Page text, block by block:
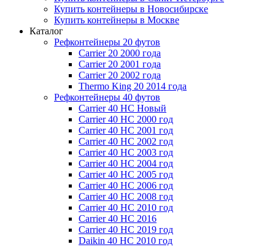
Купить контейнеры в Новосибирске
Купить контейнеры в Москве
Каталог
Рефконтейнеры 20 футов
Carrier 20 2000 года
Carrier 20 2001 года
Carrier 20 2002 года
Thermo King 20 2014 года
Рефконтейнеры 40 футов
Carrier 40 HC Новый
Carrier 40 HC 2000 год
Carrier 40 HC 2001 год
Carrier 40 HC 2002 год
Carrier 40 HC 2003 год
Carrier 40 HC 2004 год
Carrier 40 HC 2005 год
Carrier 40 HC 2006 год
Carrier 40 HC 2008 год
Carrier 40 HC 2010 год
Carrier 40 HC 2016
Carrier 40 HC 2019 год
Daikin 40 HC 2010 год